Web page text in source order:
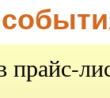
прайс-